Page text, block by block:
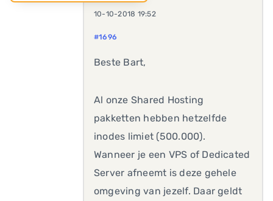
10-10-2018 19:52
#1696
Beste Bart,
Al onze Shared Hosting
pakketten hebben hetzelfde
inodes limiet (500.000).
Wanneer je een VPS of Dedicated
Server afneemt is deze gehele
omgeving van jezelf. Daar geldt